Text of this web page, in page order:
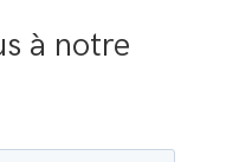
à notre